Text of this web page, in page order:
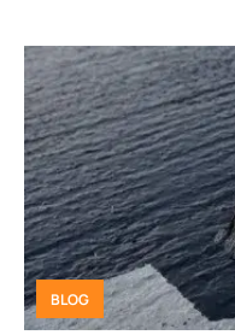
BLOG